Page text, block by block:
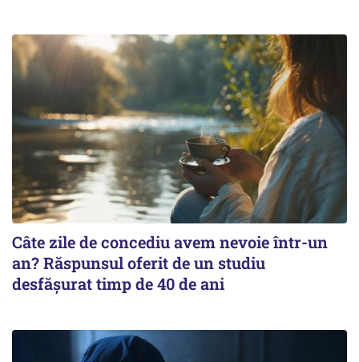
Câte zile de concediu avem nevoie într-un
an? Răspunsul oferit de un studiu
desfășurat timp de 40 de ani